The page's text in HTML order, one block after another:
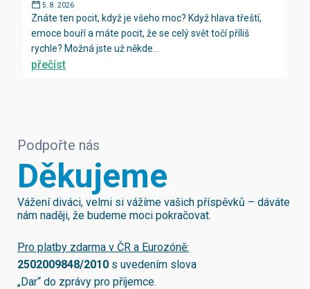
5. 8. 2026
Znáte ten pocit, když je všeho moc? Když hlava třeští,
emoce bouří a máte pocit, že se celý svět točí příliš
rychle? Možná jste už někde...
přečíst
Podpořte nás
Děkujeme
Vážení diváci, velmi si vážíme vašich příspěvků – dáváte
nám naději, že budeme moci pokračovat.
Pro platby zdarma v ČR a Eurozóně:
2502009848/2010 s uvedením slova
„Dar“ do zprávy pro příjemce.